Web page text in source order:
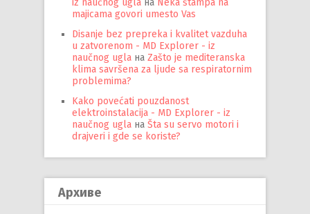
iz naučnog ugla на Neka štampa na
majicama govori umesto Vas
Disanje bez prepreka i kvalitet vazduha
u zatvorenom - MD Explorer - iz
naučnog ugla на Zašto je mediteranska
klima savršena za ljude sa respiratornim
problemima?
Kako povećati pouzdanost
elektroinstalacija - MD Explorer - iz
naučnog ugla на Šta su servo motori i
drajveri i gde se koriste?
Архиве